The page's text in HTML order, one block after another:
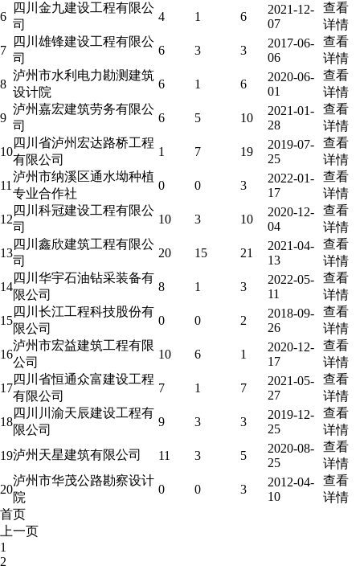
6
四川金九建设工程有限公
司
4 1 6
2021-12-
07
查看
详情
7
四川雄锋建设工程有限公
司
6 3 3
2017-06-
06
查看
详情
8
泸州市水利电力勘测建筑
设计院
6 1 6
2020-06-
01
查看
详情
9
泸州嘉宏建筑劳务有限公
司
6 5 10
2021-01-
28
查看
详情
10
四川省泸州宏达路桥工程
有限公司
1 7 19
2019-07-
25
查看
详情
11
泸州市纳溪区通水坳种植
专业合作社
0 0 3
2022-01-
17
查看
详情
12
四川科冠建设工程有限公
司
10 3 10
2020-12-
04
查看
详情
13
四川鑫欣建筑工程有限公
司
20 15 21
2021-04-
13
查看
详情
14
四川华宇石油钻采装备有
限公司
8 1 3
2022-05-
11
查看
详情
15
四川长江工程科技股份有
限公司
0 0 2
2018-09-
26
查看
详情
16
泸州市宏益建筑工程有限
公司
10 6 1
2020-12-
17
查看
详情
17
四川省恒通众富建设工程
有限公司
7 1 7
2021-05-
27
查看
详情
18
四川川渝天辰建设工程有
限公司
9 3 3
2019-12-
25
查看
详情
19泸州天星建筑有限公司 11 3 5
2020-08-
25
查看
详情
20
泸州市华茂公路勘察设计
院
0 0 3
2012-04-
10
查看
详情
首页
上一页
1
2